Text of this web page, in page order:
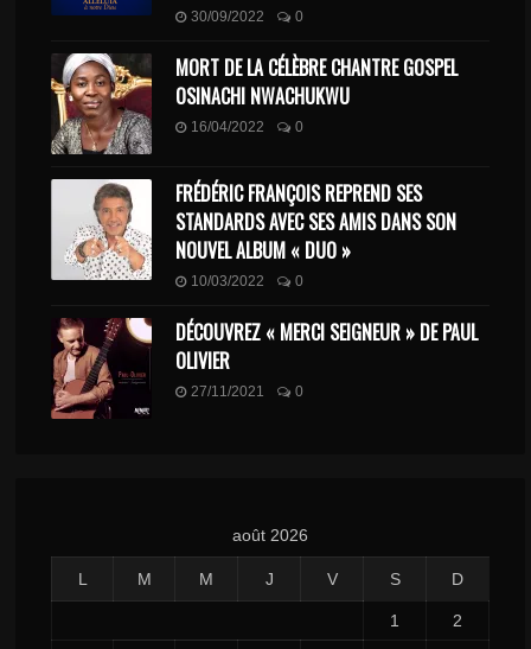
30/09/2022 0
MORT DE LA CÉLÈBRE CHANTRE GOSPEL
OSINACHI NWACHUKWU
16/04/2022 0
FRÉDÉRIC FRANÇOIS REPREND SES
STANDARDS AVEC SES AMIS DANS SON
NOUVEL ALBUM « DUO »
10/03/2022 0
DÉCOUVREZ « MERCI SEIGNEUR » DE PAUL
OLIVIER
27/11/2021 0
août 2026
L M M J V S D
1 2